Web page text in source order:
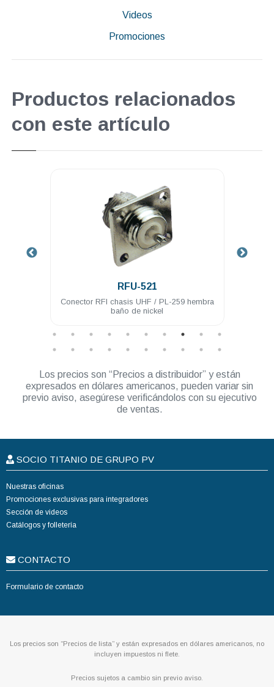
Videos
Promociones
Productos relacionados
con este artículo
RFU-521
Conector RFI chasis UHF / PL-259 hembra
baño de nickel
Los precios son “Precios a distribuidor” y están
expresados en dólares americanos, pueden variar sin
previo aviso, asegúrese verificándolos con su ejecutivo
de ventas.
SOCIO TITANIO DE GRUPO PV
Nuestras oficinas
Promociones exclusivas para integradores
Sección de videos
Catálogos y folletería
CONTACTO
Formulario de contacto
Los precios son “Precios de lista” y están expresados en dólares americanos, no
incluyen impuestos ni flete.
Precios sujetos a cambio sin previo aviso.